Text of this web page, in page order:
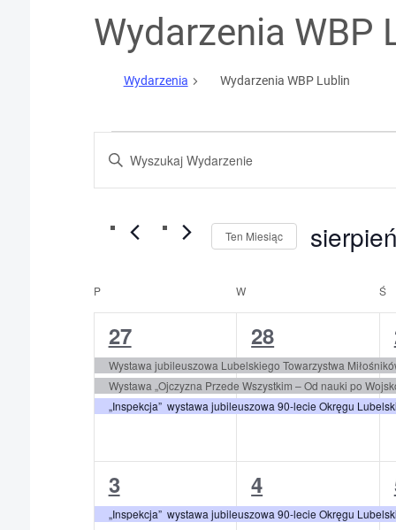
Wydarzenia WBP
Wydarzenia Wydarzenia WBP Lublin
Wydarzenia
Wydarzenia
Nawigacja
po
i
widokach
Ten Miesiąc
Kalendarz
Wydarzenia
PPONIEDZIAŁEK W Ś
3
wydarzenia,
27
Wystawa jubileuszowa Lubelskiego Towarzystwa
Wystawa „Ojczyzna Przede Wszystkim – Od nauki po
„Inspekcja” wystawa jubileuszowa 90-lecie Okręgu
3
wydarzenia,
28
1
wydarzenie,
3
„Inspekcja” wystawa jubileuszowa 90-lecie Okręgu
1
wydarzenie,
4